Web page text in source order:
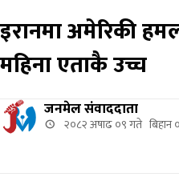
इरानमा अमेरिकी
महिना एताकै उच्च
जनमेल संवाददाता
२०८२ अषाढ ०९ गते बिहान